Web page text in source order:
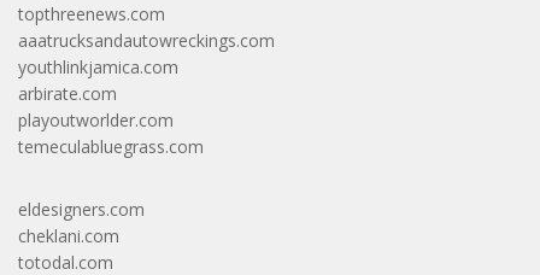
topthreenews.com
aaatrucksandautowreckings.com
youthlinkjamica.com
arbirate.com
playoutworlder.com
temeculabluegrass.com
eldesigners.com
cheklani.com
totodal.com